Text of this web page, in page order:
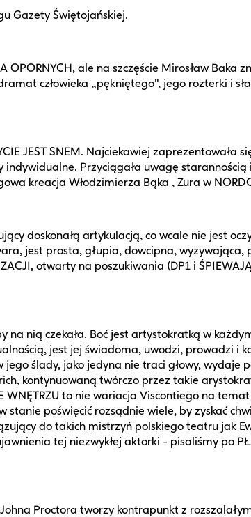
Gazety Świętojańskiej.
ale na szczęście Mirosław Baka
człowieka „pękniętego", jego rozterki i
JEST SNEM. Najciekawiej zaprezentowała
Przyciągała uwagę
kreacja Włodzimierza Bąka , Zura w
doskonałą artykulacją, co wcale nie jest
jest prosta, głupia, dowcipna,
otwarty na poszukiwania (DP1 i
nią czekała. Boć jest artystokratką w
jest jej świadoma, uwodzi, prowadzi i
ślady, jako jedyna nie traci głowy,
kontynuowaną twórczo przez takie
to nie wariacja Viscontiego na
poświęcić rozsądnie wiele, by zyskać
do takich mistrzyń polskiego teatru jak
tej niezwykłej aktorki - pisaliśmy po
Johna Proctora tworzy kontrapunkt z